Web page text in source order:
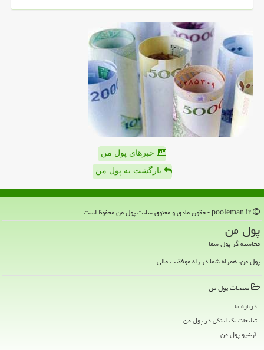
خبرهای پول من
بازگشت به پول من
پول من
محاسبه گر پول شما
پول من، همراه شما در راه موفقیت مالی
صفحات پول من
درباره ما
تبلیغات بک لینکی در پول من
آرشیو پول من